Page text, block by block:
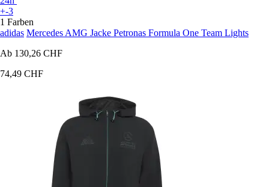
+-3
1 Farben
adidas Mercedes AMG Jacke Petronas Formula One Team Lights
Ab 130,26 CHF
74,49 CHF